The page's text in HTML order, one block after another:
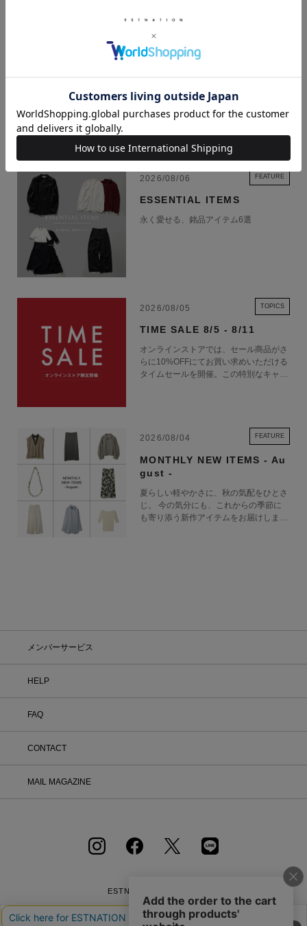
TSAロック、内部仕切り、HINOMOTOサイレントランキャスター採用な
ど、旅に欠かせない仕様になっています。
・機内持ち込みサイズ
・TSAロック
・アルミニウムフレームにより、優れた重量対保護性能を実現
・ノートパソコン用ポケット
・日本ブランドであるHINOMOTO 360度回転式 50mm サイレントラ
ンキャスター採用
・36L
【Db（ディービー）】
2012年、フリースタイルスキー界の“レジェンド”であるスウェーデン人の
生まれたノルウェー発のバッグブランドDb。デザイン性と機能性の両面
が評価され、現在は世界20か国以上の国々で展開しています。​Action
sportsにルーツを置きながら、既成概念を持った“旅行バッグ”に対して、
urban（日常）とactive（フィールド）を融合させた新しいアプローチで
モノづくりを続けています。
Db 商品一覧
続きを読む
2026/08/06 FEATURE
ESSENTIAL ITEMS
永く愛せる、銘品アイテム6選
2026/08/05 TOPICS
TIME SALE 8/5 - 8/11
オンラインストアでは、セール商品がさ
らに10%OFFにてお買い求めいただける
タイムセールを開催。この特別なキャン
2026/08/04 FEATURE
MONTHLY NEW ITEMS - Au
gust -
夏らしい軽やかさに、秋の気配をひとさ
じ。 今の気分にも、これからの季節に
も寄り添う新作アイテムをお届けしま
メンバーサービス
HELP
FAQ
CONTACT
MAIL MAGAZINE
ESTNATION OFFICIAL
APP